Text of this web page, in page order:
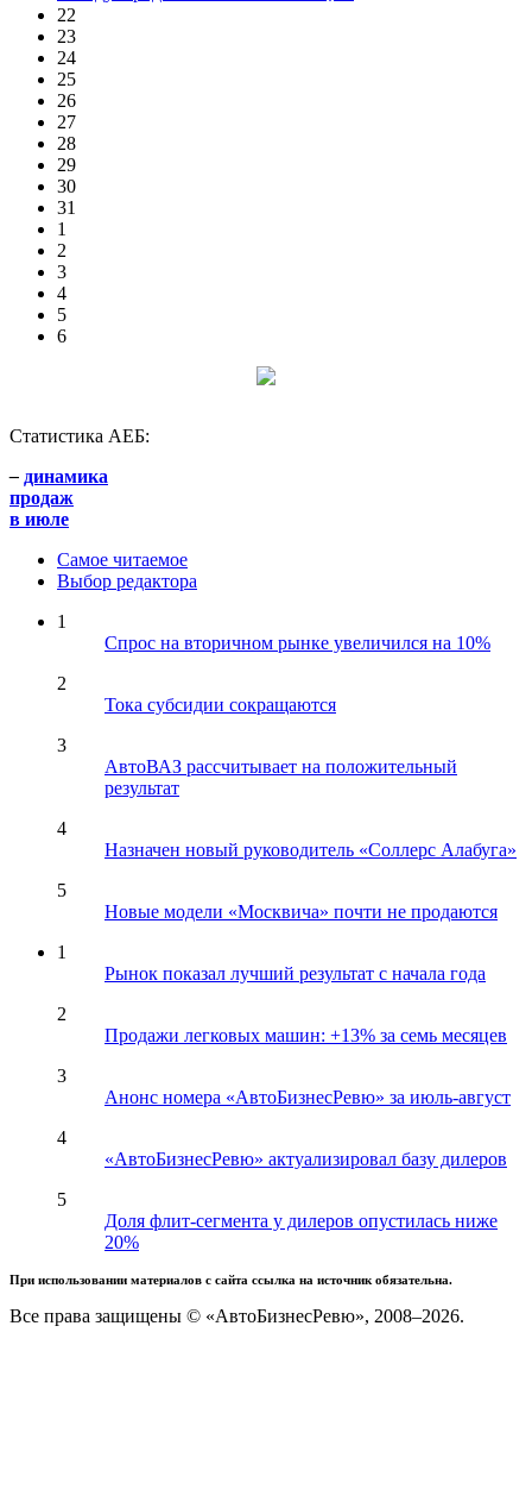
22
23
24
25
26
27
28
29
30
31
1
2
3
4
5
6
Статистика АЕБ:
– динамика
продаж
в июле
Самое читаемое
Выбор редактора
1
Спрос на вторичном рынке увеличился на 10%
2
Тока субсидии сокращаются
3
АвтоВАЗ рассчитывает на положительный
результат
4
Назначен новый руководитель «Соллерс Алабуга»
5
Новые модели «Москвича» почти не продаются
1
Рынок показал лучший результат с начала года
2
Продажи легковых машин: +13% за семь месяцев
3
Анонс номера «АвтоБизнесРевю» за июль-август
4
«АвтоБизнесРевю» актуализировал базу дилеров
5
Доля флит-сегмента у дилеров опустилась ниже
20%
При использовании материалов с сайта ссылка на источник обязательна.
Все права защищены © «АвтоБизнесРевю», 2008–2026.